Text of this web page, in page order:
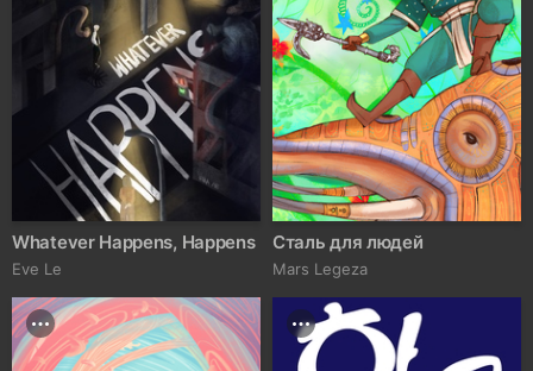
Whatever Happens, Happens
Eve Le
Сталь для людей
Mars Legeza